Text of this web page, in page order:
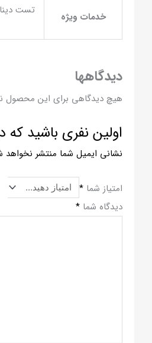
خدمات ویژه تست
دیدگاهها
هیچ دیدگاهی برای این محصول
اولین نفری باشید که
نشانی ایمیل شما منتشر نخواهد
امتیاز شما *
دیدگاه شما *